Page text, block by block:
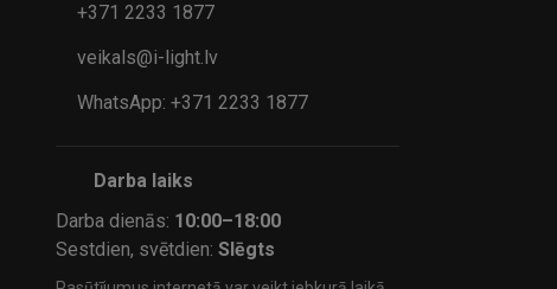
+371 2233 1877
veikals@i-light.lv
WhatsApp: +371 2233 1877
Darba laiks
Darba dienās: 10:00–18:00
Sestdien, svētdien:Slēgts